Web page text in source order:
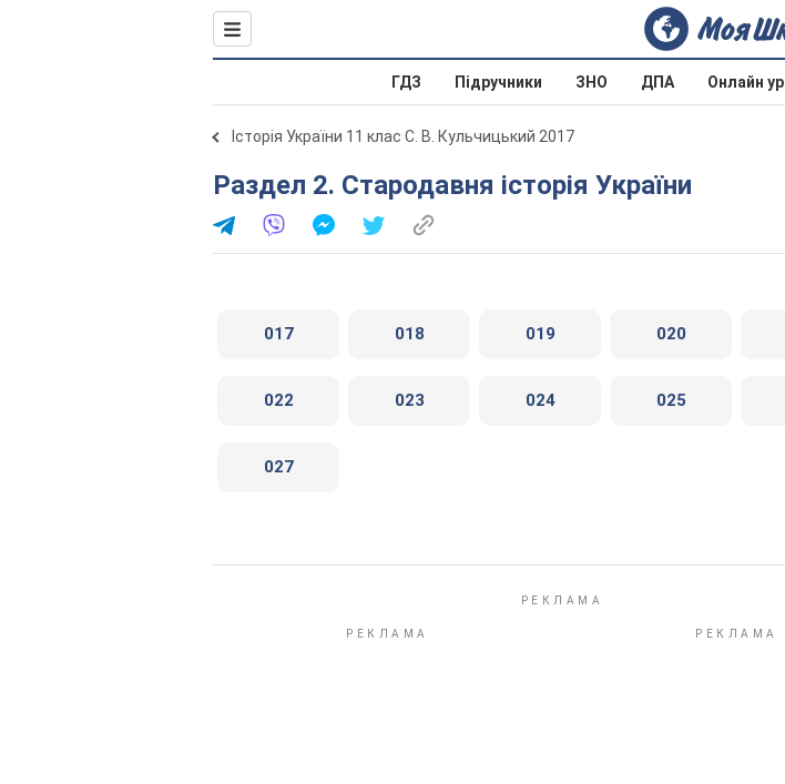
ГДЗ Підручники ЗНО ДПА Онлайн
Історія України 11 клас С. В. Кульчицький 2017
Раздел 2. Стародавня історія України
017 018 019 020
022 023 024 025
027